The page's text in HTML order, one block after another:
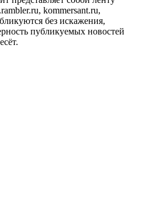
kommersant.ru,
без искажения,
публикуемых новостей